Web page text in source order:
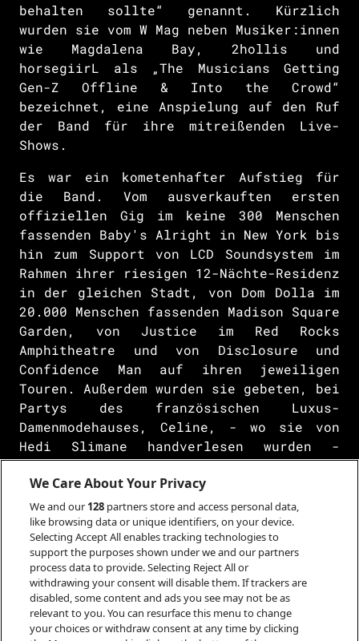
behalten sollte“ genannt. Kürzlich
wurden sie vom W Mag neben Musiker:innen
wie Magdalena Bay, 2hollis und
horsegiirL als „The Musicians Getting
Gen-Z Offline & Into the Crowd“
bezeichnet, eine Anspielung auf den Ruf
der Band für ihre mitreißenden Live-
Shows.
Es war ein kometenhafter Aufstieg für
die Band. Vom ausverkauften ersten
offiziellen Gig im keine 300 Menschen
fassenden Baby's Alright in New York bis
hin zum Support von LCD Soundsystem im
Rahmen ihrer riesigen 12-Nächte-Residenz
in der gleichen Stadt, von Dom Dolla im
20.000 Menschen fassenden Madison Square
Garden, von Justice im Red Rocks
Amphitheatre und von Disclosure und
Confidence Man auf ihren jeweiligen
Touren. Außerdem wurden sie gebeten, bei
Partys des französischen Luxus-
Damenmodehauses, Celine, - wo sie von
Hedi Slimane handverlesen wurden -
aufzulegen, zudem die Eröffnung des
Louis Vuitton Stores „100 years in NYC“
in Manhattan (zusammen mit Mike D von
den Beastie Boys) zu beschallen und bei
der privaten Coachella Afterparty von
Charli xcx aufzulegen.
Dieses Jahr haben sie ihr
halsbrecherisches Tempo beibehalten und
den Sommer damit verbracht, Zelte,
We Care About Your Privacy
We and our 128 partners store and access personal data,
like browsing data or unique identifiers, on your device.
Selecting Accept All enables tracking technologies to
support the purposes shown under we and our partners
process data to provide. Selecting Reject All or
withdrawing your consent will disable them. If trackers are
disabled, some content and ads you see may not be as
relevant to you. You can resurface this menu to change
your choices or withdraw consent at any time by clicking